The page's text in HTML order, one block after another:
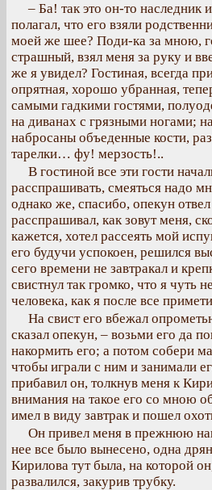
– Ба! так это он-то наследник
полагал, что его взяли
моей же шее? Поди-ка за мною,
страшный, взял меня за руку и
же я увидел? Гостиная, всегда
опрятная, хорошо убранная,
самыми гадкими гостями,
на диванах с грязными ногами;
набросаны объеденные кости,
тарелки… фу! мерзость!..
В гостиной все эти гости
расспрашивать, смеяться надо
однако же, спасибо, опекун
расспрашивал, как зовут меня,
кажется, хотел рассеять мой
его будучи успокоен, решился
сего времени не завтракал и
свистнул так громко, что я чуть
человека, как я после все
На свист его вбежал
сказал опекун, – возьми его да
накормить его; а потом собери
чтобы играли с ним и занимали
прибавил он, толкнув меня к
внимания на такое его со мною
имел в виду завтрак и пошел
Он привел меня в прежнюю
нее все было вынесено, одна
Кирилова тут была, на которой
развалился, закурив трубку.